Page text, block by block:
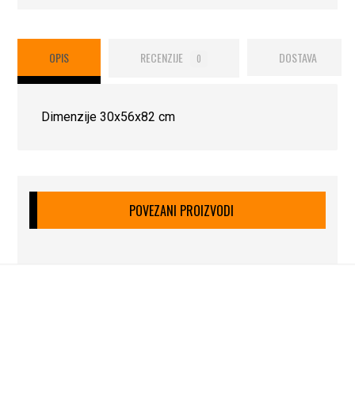
OPIS RECENZIJE 0 DOSTAVA
Dimenzije 30x56x82 cm
POVEZANI PROIZVODI